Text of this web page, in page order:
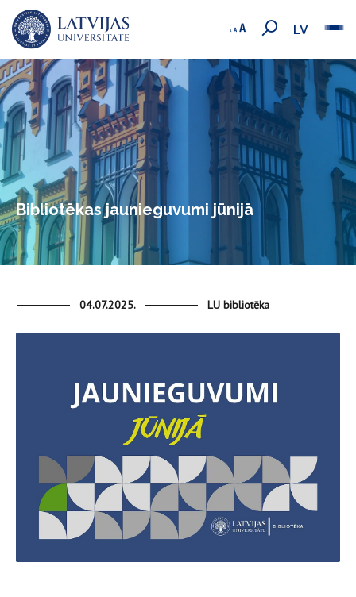
LV
Bibliotēkas jaunieguvumi jūnijā
04.07.2025. LU bibliotēka